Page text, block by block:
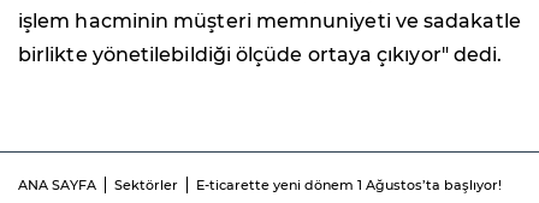
işlem hacminin müşteri memnuniyeti ve sadakatle
birlikte yönetilebildiği ölçüde ortaya çıkıyor" dedi.
ANA SAYFA Sektörler E-ticarette yeni dönem 1 Ağustos’ta başlıyor!